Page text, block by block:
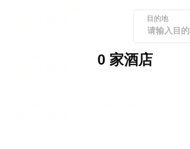
目的地
0 家酒店